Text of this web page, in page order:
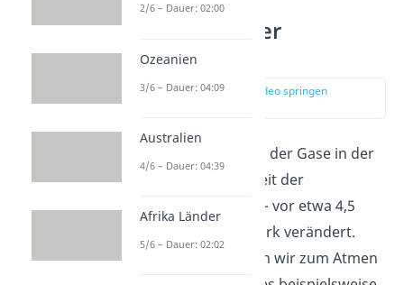
Bestandteile der
Atmosphäre
zur Stelle im Video springen
der Gase in der
Atmosphäre hat sich seit der
Entstehung der Erde
— vor etwa 4,5
Milliarden Jahren — stark verändert.
Den Sauerstoff, auf den wir zum Atmen
2/6 – Dauer: 02:00
Ozeanien
3/6 – Dauer: 04:09
Australien
4/6 – Dauer: 04:39
Afrika Länder
5/6 – Dauer: 02:02